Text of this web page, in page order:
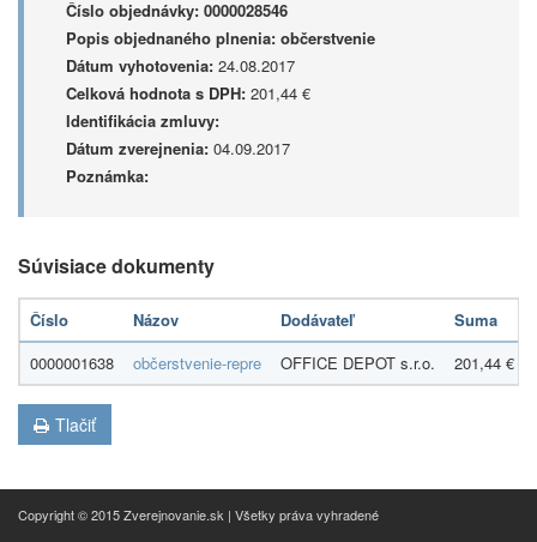
Číslo objednávky: 0000028546
Popis objednaného plnenia: občerstvenie
Dátum vyhotovenia: 24.08.2017
Celková hodnota s DPH: 201,44 €
Identifikácia zmluvy:
Dátum zverejnenia: 04.09.2017
Poznámka:
Súvisiace dokumenty
Číslo Názov Dodávateľ Suma
0000001638
občerstvenie-repre OFFICE DEPOT s.r.o. 201,44 €
Tlačiť
Copyright © 2015 Zverejnovanie.sk | Všetky práva vyhradené